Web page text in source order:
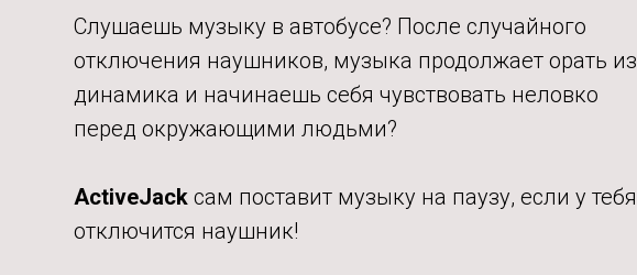
Слушаешь музыку в автобусе? После случайного
отключения наушников, музыка продолжает орать из
динамика и начинаешь себя чувствовать неловко
перед окружающими людьми?
ActiveJack сам поставит музыку на паузу, если у тебя
отключится наушник!